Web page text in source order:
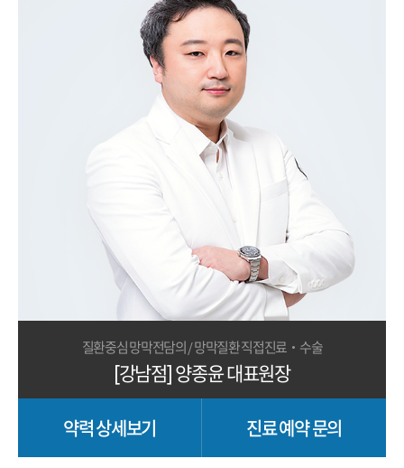
질환중심 망막전담의 / 망막질환 직접진료·수술
[강남점] 양종윤 대표원장
약력 상세보기 진료 예약 문의